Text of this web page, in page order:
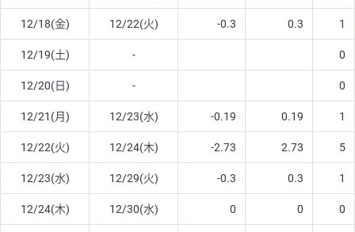
12/18(金) 12/22(火) -0.3 0.3 1
12/19(土) - 0
12/20(日) - 0
12/21(月) 12/23(水) -0.19 0.19 1
12/22(火) 12/24(木) -2.73 2.73 5
12/23(水) 12/29(火) -0.3 0.3 1
12/24(木) 12/30(水) 0 0 0